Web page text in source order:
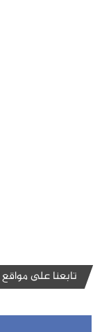
تابعنا على